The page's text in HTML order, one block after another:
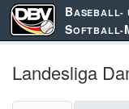
BASEBALL-
SOFTBALL-
Landesliga